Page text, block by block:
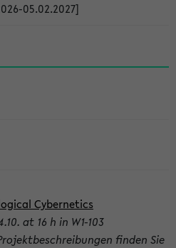
05.02.2027]
Cybernetics
at 16 h in W1-103
finden Sie